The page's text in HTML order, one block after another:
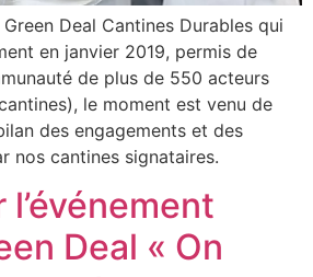
Deal Cantines Durables qui
en janvier 2019, permis de
de plus de 550 acteurs
le moment est venu de
des engagements et des
nos cantines signataires.
Deal « On